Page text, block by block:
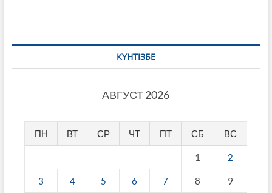
КҮНТІЗБЕ
АВГУСТ 2026
ПН ВТ СР ЧТ ПТ СБ ВС
1 2
3 4 5 6 7 8 9